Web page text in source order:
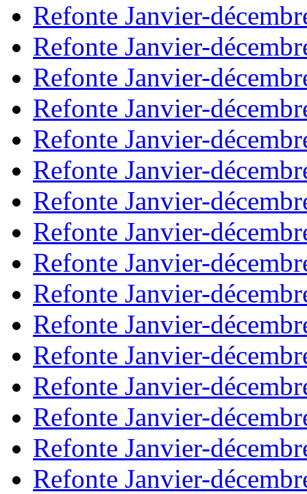
Refonte Janvier-
Refonte Janvier-
Refonte Janvier-
Refonte Janvier-
Refonte Janvier-
Refonte Janvier-
Refonte Janvier-
Refonte Janvier-
Refonte Janvier-
Refonte Janvier-
Refonte Janvier-
Refonte Janvier-
Refonte Janvier-
Refonte Janvier-
Refonte Janvier-
Refonte Janvier-